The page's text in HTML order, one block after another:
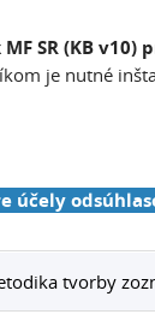
SR (KB
je nutné
účely
tvorby